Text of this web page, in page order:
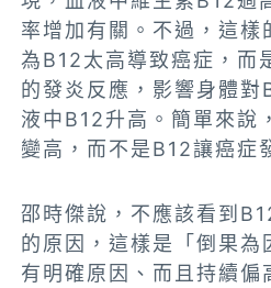
率增加有關。不過，這樣
為B12太高導致癌症，而
的發炎反應，影響身體對
液中B12升高。簡單來說
變高，而不是B12讓癌症
邵時傑說，不應該看到
的原因，這樣是「倒果為
有明確原因、而且持續偏